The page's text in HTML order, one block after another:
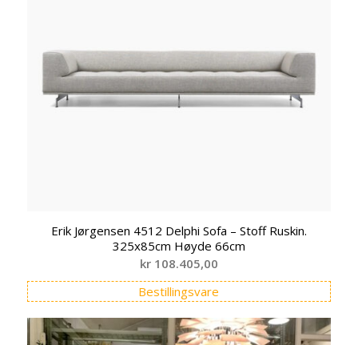
Erik Jørgensen 4512 Delphi Sofa – Stoff Ruskin.
325x85cm Høyde 66cm
kr108.405,00
Bestillingsvare